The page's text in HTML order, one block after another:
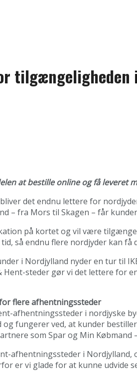
at bestille online og få
det endnu lettere for
– fra Mors til Skagen – får
på kortet og vil være
så endnu flere nordjyder kan
i Nordjylland nyder en tur til
Hent-steder gør vi det lettere for
flere afhentningssteder
afhentningssteder i nordjyske
fungerer ved, at kunder
som Spar og Min
afhentningssteder i
er vi glade for at kunne udvide